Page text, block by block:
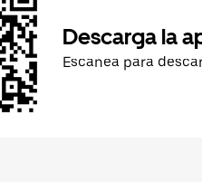
Descarga la
Escanea para